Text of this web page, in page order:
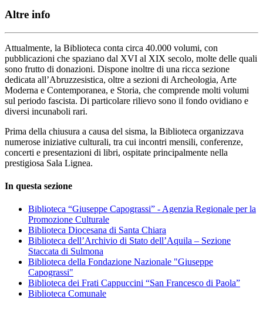
Altre info
Attualmente, la Biblioteca conta circa 40.000 volumi, con
pubblicazioni che spaziano dal XVI al XIX secolo, molte delle quali
sono frutto di donazioni. Dispone inoltre di una ricca sezione
dedicata all’Abruzzesistica, oltre a sezioni di Archeologia, Arte
Moderna e Contemporanea, e Storia, che comprende molti volumi
sul periodo fascista. Di particolare rilievo sono il fondo ovidiano e
diversi incunaboli rari.
Prima della chiusura a causa del sisma, la Biblioteca organizzava
numerose iniziative culturali, tra cui incontri mensili, conferenze,
concerti e presentazioni di libri, ospitate principalmente nella
prestigiosa Sala Lignea.
In questa sezione
Biblioteca “Giuseppe Capograssi” - Agenzia Regionale per la
Promozione Culturale
Biblioteca Diocesana di Santa Chiara
Biblioteca dell’Archivio di Stato dell’Aquila – Sezione
Staccata di Sulmona
Biblioteca della Fondazione Nazionale "Giuseppe
Capograssi"
Biblioteca dei Frati Cappuccini “San Francesco di Paola”
Biblioteca Comunale